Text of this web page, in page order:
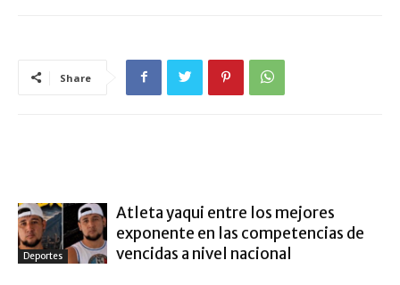
Share
Deportes
Atleta yaqui entre los mejores
exponente en las competencias de
vencidas a nivel nacional